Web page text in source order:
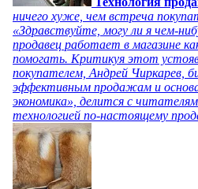
ничего хуже, чем встреча
«Здравствуйте, могу ли я чем-
продавец работает в магазине
помогать. Критикуя этот
покупателем, Андрей Чиркарев,
эффективным продажам и
экономика», делится с
технологией по-настоящему